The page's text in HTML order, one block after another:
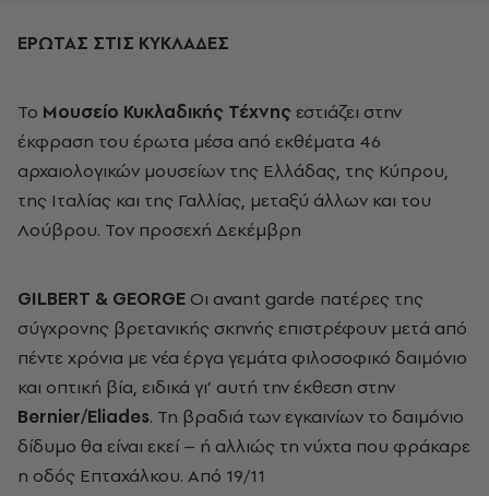
ΕΡΩΤΑΣ ΣΤΙΣ ΚΥΚΛΑΔΕΣ
Το Μουσείο Κυκλαδικής Τέχνης εστιάζει στην
έκφραση του έρωτα μέσα από εκθέματα 46
αρχαιολογικών μουσείων της Ελλάδας, της Κύπρου,
της Ιταλίας και της Γαλλίας, μεταξύ άλλων και του
Λούβρου. Τον προσεχή Δεκέμβρη
GILBERT & GEORGE Οι avant garde πατέρες της
σύγχρονης βρετανικής σκηνής επιστρέφουν μετά από
πέντε χρόνια με νέα έργα γεμάτα φιλοσοφικό δαιμόνιο
και οπτική βία, ειδικά γι’ αυτή την έκθεση στην
Bernier/Eliades. Τη βραδιά των εγκαινίων το δαιμόνιο
δίδυμο θα είναι εκεί – ή αλλιώς τη νύχτα που φράκαρε
η οδός Επταχάλκου. Από 19/11